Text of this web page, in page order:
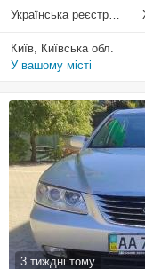
Українська реєстрація
Київ, Київська обл.
У вашому місті
3 тиждні тому